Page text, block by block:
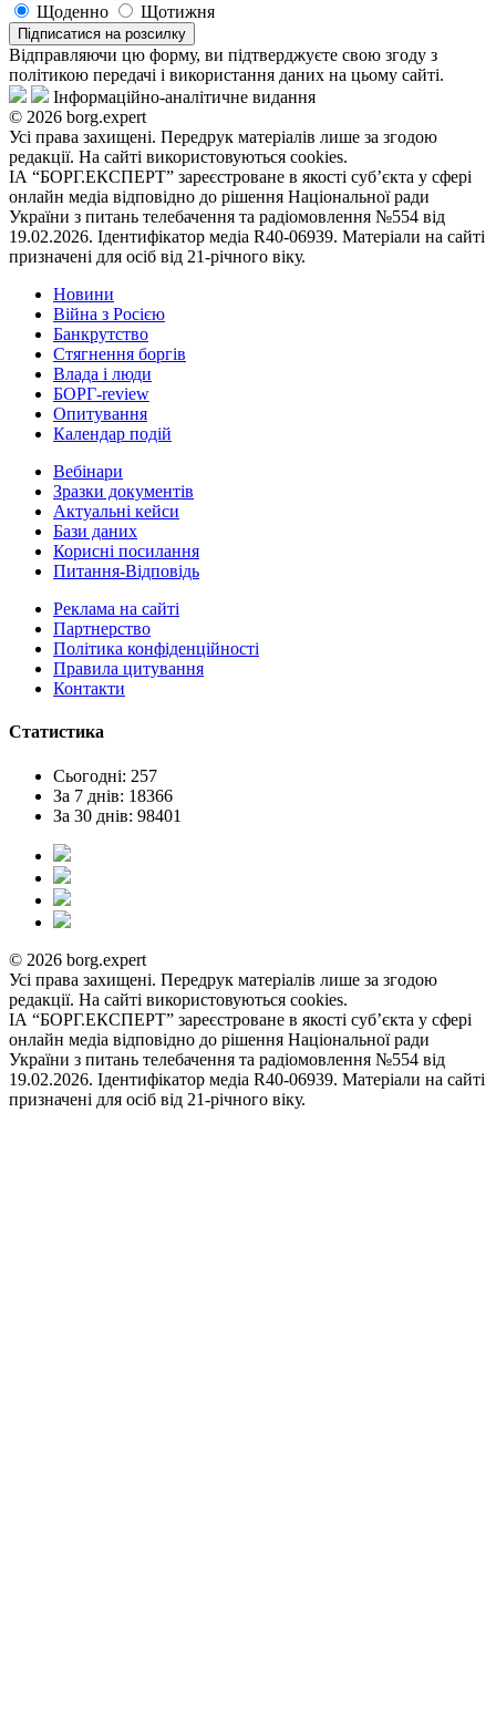
Щоденно Щотижня
Підписатися на розсилку
Відправляючи цю форму, ви підтверджуєте свою згоду з
політикою передачі і використання даних на цьому сайті.
Інформаційно-аналітичне видання
© 2026 borg.expert
Усі права захищені. Передрук матеріалів лише за згодою
редакції. На сайті використовуються cookies.
ІА “БОРГ.ЕКСПЕРТ” зареєстроване в якості суб’єкта у сфері
онлайн медіа відповідно до рішення Національної ради
України з питань телебачення та радіомовлення №554 від
19.02.2026. Ідентифікатор медіа R40-06939. Матеріали на сайті
призначені для осіб від 21-річного віку.
Новини
Війна з Росією
Банкрутство
Стягнення боргiв
Влада i люди
БОРГ-review
Опитування
Календар подій
Вебінари
Зразки документів
Актуальні кейси
Бази даних
Корисні посилання
Питання-Відповідь
Реклама на сайтi
Партнерство
Політика конфіденційності
Правила цитування
Контакти
Статистика
Сьогодні: 257
За 7 днів: 18366
За 30 днів: 98401
© 2026 borg.expert
Усі права захищені. Передрук матеріалів лише за згодою
редакції. На сайті використовуються cookies.
ІА “БОРГ.ЕКСПЕРТ” зареєстроване в якості суб’єкта у сфері
онлайн медіа відповідно до рішення Національної ради
України з питань телебачення та радіомовлення №554 від
19.02.2026. Ідентифікатор медіа R40-06939. Матеріали на сайті
призначені для осіб від 21-річного віку.